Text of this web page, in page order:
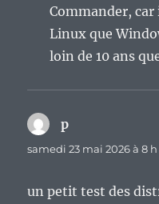
Commander,
Linux que
loin de 10 ans
p
samedi 23 mai 2026 à 8
un petit test des